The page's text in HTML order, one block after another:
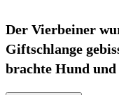
Der Vierbeiner
Giftschlange
brachte Hund und